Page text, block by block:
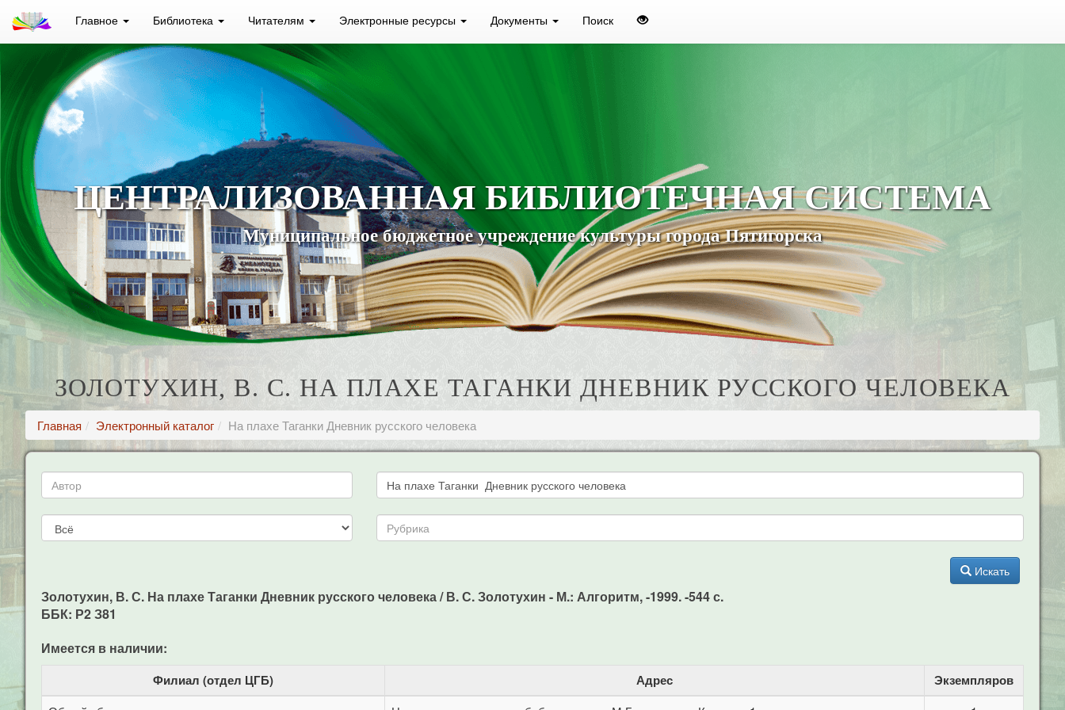
Главное Библиотека Читателям Электронные ресурсы Документы Поиск
ЦЕНТРАЛИЗОВАННАЯ БИБЛИОТЕЧНАЯ СИСТЕМА
Муниципальное бюджетное учреждение культуры города Пятигорска
ЗОЛОТУХИН, В. С. НА ПЛАХЕ ТАГАНКИ ДНЕВНИК РУССКОГО ЧЕЛОВЕКА
Главная Электронный каталог На плахе Таганки Дневник русского человека
Искать
Золотухин, В. С. На плахе Таганки Дневник русского человека / В. С. Золотухин - М.: Алгоритм, -1999. -544 с.
ББК: Р2 З81
Имеется в наличии:
Филиал (отдел ЦГБ) Адрес Экземпляров